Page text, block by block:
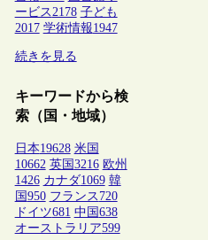
ービス2178 子ども
2017 学術情報1947
続きを見る
キーワードから検
索（国・地域）
日本19628 米国
10662 英国3216 欧州
1426 カナダ1069 韓
国950 フランス 720
ドイツ681 中国638
オーストラリア599